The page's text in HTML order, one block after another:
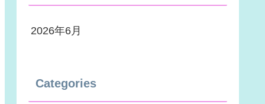
2026年6月
Categories